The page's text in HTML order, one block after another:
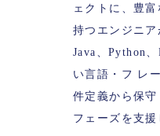
ェクトに、豊
持つエンジニア
Java、Python
い言語・フ レ
件定義から保
フェーズを支援